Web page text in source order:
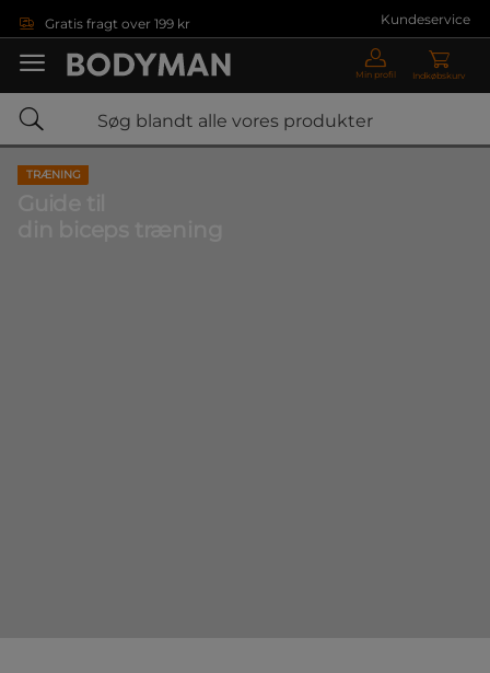
Gratis fragt over 199 kr Kundeservice
Min profil Indkøbskurv
TRÆNING